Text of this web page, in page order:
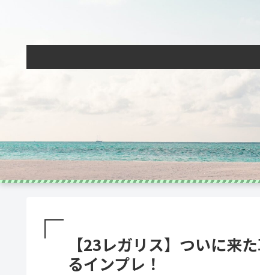
【23レガリス】ついに来
るインプレ！